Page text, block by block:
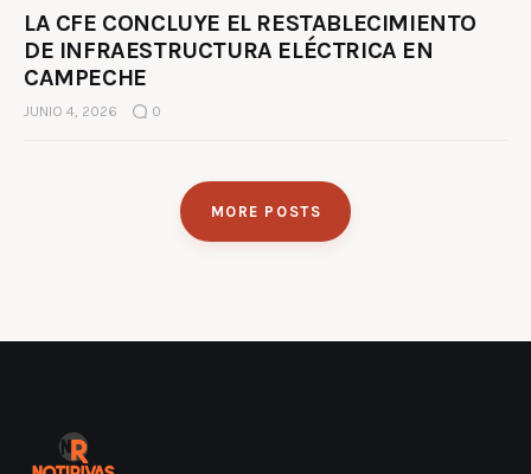
LA CFE CONCLUYE EL RESTABLECIMIENTO
DE INFRAESTRUCTURA ELÉCTRICA EN
CAMPECHE
JUNIO 4, 2026 0
MORE POSTS